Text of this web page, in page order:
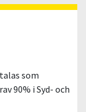
som
90% i Syd- och